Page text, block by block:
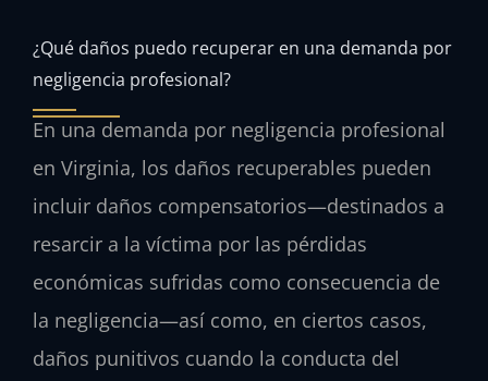
¿Qué daños puedo recuperar en una demanda por
negligencia profesional?
En una demanda por negligencia profesional
en Virginia, los daños recuperables pueden
incluir daños compensatorios—destinados a
resarcir a la víctima por las pérdidas
económicas sufridas como consecuencia de
la negligencia—así como, en ciertos casos,
daños punitivos cuando la conducta del